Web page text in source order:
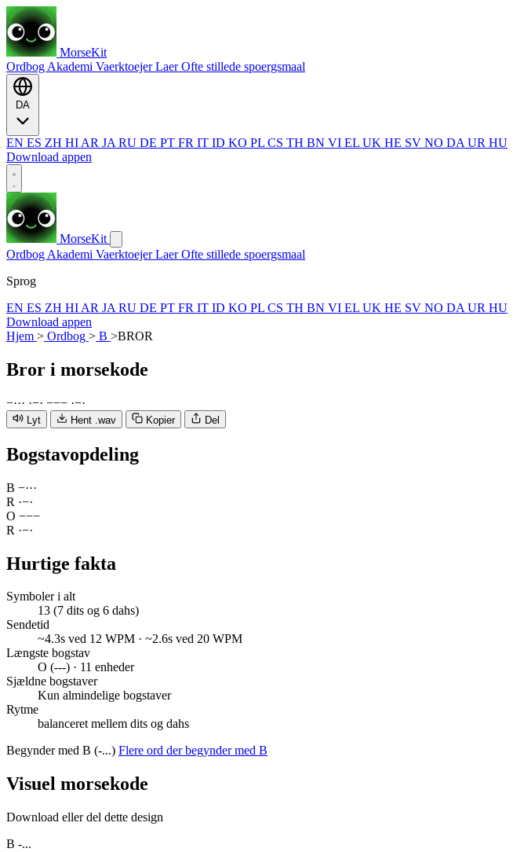
MorseKit
Ordbog Akademi VaerktoejerLaerOfte stillede spoergsmaal
EN ES ZH HI AR JA RU DE PT FR IT ID KO PL CS TH BN VI EL UK HE SV NO DA UR HU
Download appen
MorseKit
Ordbog Akademi VaerktoejerLaerOfte stillede spoergsmaal
Sprog
EN ES ZH HI AR JA RU DE PT FR IT ID KO PL CS TH BN VI EL UK HE SV NO DA UR HU
Download appen
Hjem > Ordbog > B >BROR
Bror i morsekode
−··· ·−· −−− ·−·
Lyt Hent .wav Kopier Del
Bogstavopdeling
B −···
R ·−·
O −−−
R ·−·
Hurtige fakta
Symboler i alt
13 (7 dits og 6 dahs)
Sendetid
~4.3s ved 12 WPM · ~2.6s ved 20 WPM
Længste bogstav
O (---) · 11 enheder
Sjældne bogstaver
Kun almindelige bogstaver
Rytme
balanceret mellem dits og dahs
Begynder med B (-...) Flere ord der begynder med B
Visuel morsekode
Download eller del dette design
B -...